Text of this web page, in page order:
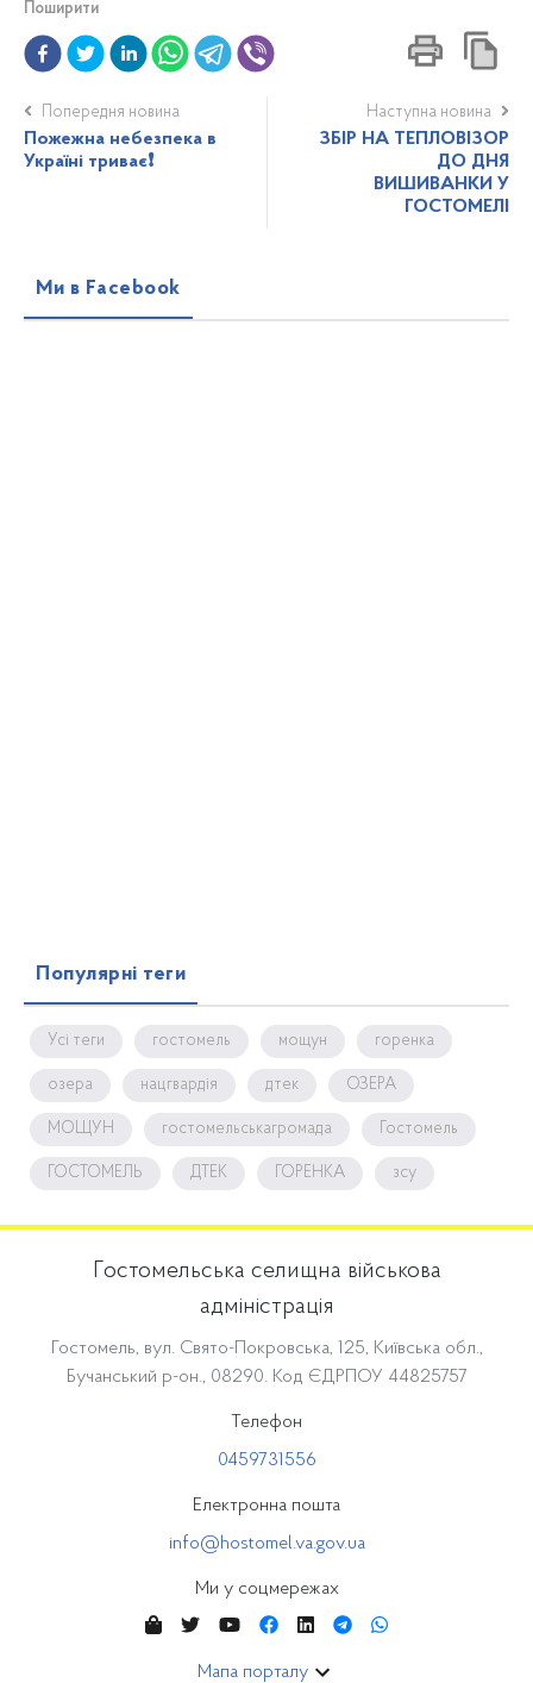
Поширити
Попередня новина
Пожежна небезпека в
Україні триває❗️
Наступна новина
ЗБІР НА ТЕПЛОВІЗОР
ДО ДНЯ
ВИШИВАНКИ У
ГОСТОМЕЛІ
Ми в Facebook
Популярні теги
Усі теги гостомель мощун горенка
озера нацгвардія дтек ОЗЕРА
МОЩУН гостомельськагромада Гостомель
ГОСТОМЕЛЬ ДТЕК ГОРЕНКА зсу
Гостомельська селищна військова
адміністрація
Гостомель, вул. Свято-Покровська, 125, Київська обл.,
Бучанський р-он., 08290. Код ЄДРПОУ 44825757
Телефон
0459731556
Електронна пошта
info@hostomel.va.gov.ua
Ми у соцмережах
Мапа порталу